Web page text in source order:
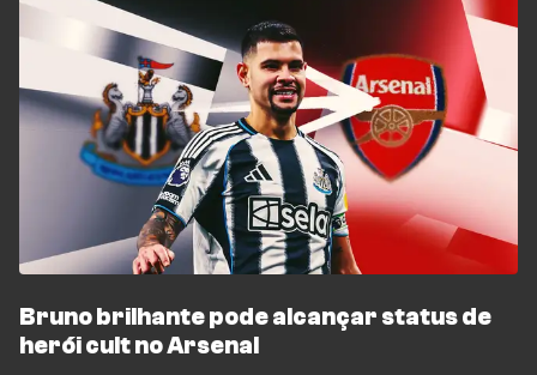
Bruno brilhante pode alcançar status de
herói cult no Arsenal